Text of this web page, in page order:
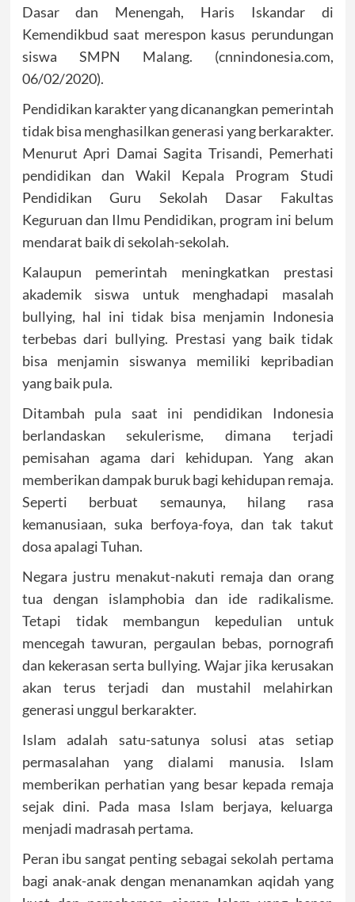
Dasar dan Menengah, Haris Iskandar di
Kemendikbud saat merespon kasus perundungan
siswa SMPN Malang. (cnnindonesia.com,
06/02/2020).
Pendidikan karakter yang dicanangkan pemerintah
tidak bisa menghasilkan generasi yang berkarakter.
Menurut Apri Damai Sagita Trisandi, Pemerhati
pendidikan dan Wakil Kepala Program Studi
Pendidikan Guru Sekolah Dasar Fakultas
Keguruan dan Ilmu Pendidikan, program ini belum
mendarat baik di sekolah-sekolah.
Kalaupun pemerintah meningkatkan prestasi
akademik siswa untuk menghadapi masalah
bullying, hal ini tidak bisa menjamin Indonesia
terbebas dari bullying. Prestasi yang baik tidak
bisa menjamin siswanya memiliki kepribadian
yang baik pula.
Ditambah pula saat ini pendidikan Indonesia
berlandaskan sekulerisme, dimana terjadi
pemisahan agama dari kehidupan. Yang akan
memberikan dampak buruk bagi kehidupan remaja.
Seperti berbuat semaunya, hilang rasa
kemanusiaan, suka berfoya-foya, dan tak takut
dosa apalagi Tuhan.
Negara justru menakut-nakuti remaja dan orang
tua dengan islamphobia dan ide radikalisme.
Tetapi tidak membangun kepedulian untuk
mencegah tawuran, pergaulan bebas, pornografi
dan kekerasan serta bullying. Wajar jika kerusakan
akan terus terjadi dan mustahil melahirkan
generasi unggul berkarakter.
Islam adalah satu-satunya solusi atas setiap
permasalahan yang dialami manusia. Islam
memberikan perhatian yang besar kepada remaja
sejak dini. Pada masa Islam berjaya, keluarga
menjadi madrasah pertama.
Peran ibu sangat penting sebagai sekolah pertama
bagi anak-anak dengan menanamkan aqidah yang